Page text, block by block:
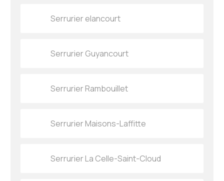
Serrurier elancourt
Serrurier Guyancourt
Serrurier Rambouillet
Serrurier Maisons-Laffitte
Serrurier La Celle-Saint-Cloud